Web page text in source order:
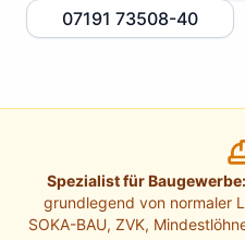
07191 73508-40
Spezialist für Baugewerbe:
grundlegend von normaler
SOKA-BAU, ZVK,
Lohnabrechnung Esslingen
Finanzbuchhaltung Backnang
Finanzbuchhaltung Mannheim
Finanzbuchhaltung
Finanzbuchhaltung Ulm